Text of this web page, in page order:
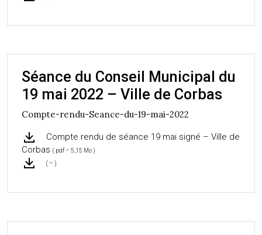
Séance du Conseil Municipal du
19 mai 2022 – Ville de Corbas
Compte-rendu-Seance-du-19-mai-2022
Compte rendu de séance 19 mai signé – Ville de
Corbas ( pdf – 5,15 Mo )
( – )